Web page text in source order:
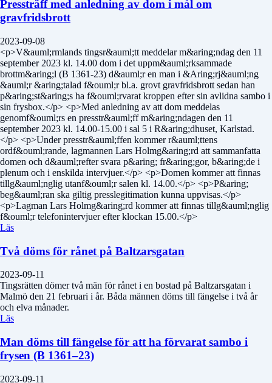
Pressträff med anledning av dom i mål om
gravfridsbrott
2023-09-08
<p>V&auml;rmlands tingsr&auml;tt meddelar m&aring;ndag den 11
september 2023 kl. 14.00 dom i det uppm&auml;rksammade
brottm&aring;l (B 1361-23) d&auml;r en man i &Aring;rj&auml;ng
&auml;r &aring;talad f&ouml;r bl.a. grovt gravfridsbrott sedan han
p&aring;st&aring;s ha f&ouml;rvarat kroppen efter sin avlidna sambo i
sin frysbox.</p> <p>Med anledning av att dom meddelas
genomf&ouml;rs en presstr&auml;ff m&aring;ndagen den 11
september 2023 kl. 14.00-15.00 i sal 5 i R&aring;dhuset, Karlstad.
</p> <p>Under presstr&auml;ffen kommer r&auml;ttens
ordf&ouml;rande, lagmannen Lars Holmg&aring;rd att sammanfatta
domen och d&auml;refter svara p&aring; fr&aring;gor, b&aring;de i
plenum och i enskilda intervjuer.</p> <p>Domen kommer att finnas
tillg&auml;nglig utanf&ouml;r salen kl. 14.00.</p> <p>P&aring;
beg&auml;ran ska giltig presslegitimation kunna uppvisas.</p>
<p>Lagman Lars Holmg&aring;rd kommer att finnas tillg&auml;nglig
f&ouml;r telefonintervjuer efter klockan 15.00.</p>
Läs
Två döms för rånet på Baltzarsgatan
2023-09-11
Tingsrätten dömer två män för rånet i en bostad på Baltzarsgatan i
Malmö den 21 februari i år. Båda männen döms till fängelse i två år
och elva månader.
Läs
Man döms till fängelse för att ha förvarat sambo i
frysen (B 1361–23)
2023-09-11